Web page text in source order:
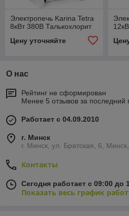
Электропечь Karina Tetra
8кВт 380В Талькохлорит
Цену уточняйте
О нас
Рейтинг не сформирован
Менее 5 отзывов за последний
Работает с 04.09.2010
г. Минск
г. Минск, ул. Братская, 6,
Контакты
Сегодня работает с 09:00 до
Показать весь график